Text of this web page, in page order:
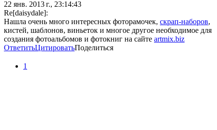
22 янв. 2013 г., 23:14:43
Re[daisydale]:
Нашла очень много интересных фоторамочек, скрап-наборов,
кистей, шаблонов, виньеток и многое другое необходимое для
создания фотоальбомов и фотокниг на сайте artmix.biz
ОтветитьЦитироватьПоделиться
1